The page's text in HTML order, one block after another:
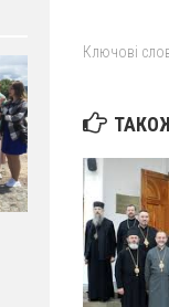
Ключові